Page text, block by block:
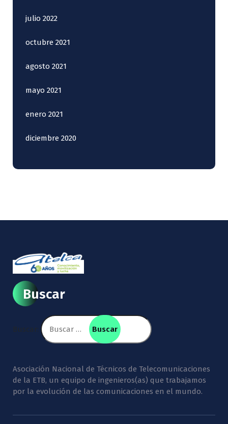
julio 2022
octubre 2021
agosto 2021
mayo 2021
enero 2021
diciembre 2020
Buscar
Buscar:
Asociación Nacional de Técnicos de Telecomunicaciones
de la ETB, un equipo de ingenieros(as) que trabajamos
por la evolución de las comunicaciones en el mundo.